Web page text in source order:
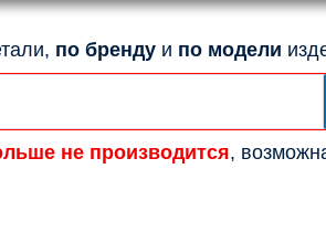
по бренду и по модели
не производится,